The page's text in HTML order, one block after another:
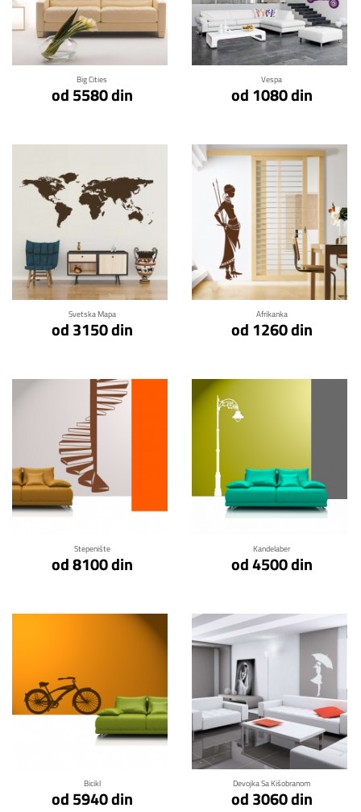
Big Cities
od 5580 din
Klikni za detalje
Vespa
od 1080 din
Klikni za detalje
Svetska Mapa
od 3150 din
Klikni za detalje
Afrikanka
od 1260 din
Klikni za detalje
Stepenište
od 8100 din
Klikni za detalje
Kandelaber
od 4500 din
Klikni za detalje
Bicikl
od 5940 din
Klikni za detalje
Devojka Sa Kišobranom
od 3060 din
Klikni za detalje